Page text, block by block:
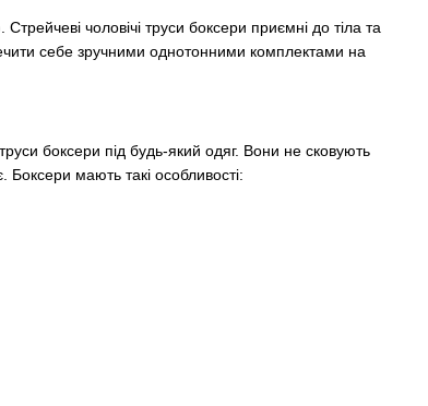
чоловічі труси боксери приємні до тіла та
себе зручними однотонними комплектами на
боксери під будь-який одяг. Вони не сковують
Боксери мають такі особливості: